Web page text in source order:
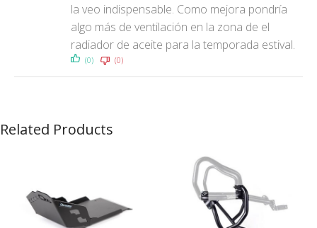
la veo indispensable. Como mejora pondría
algo más de ventilación en la zona de el
radiador de aceite para la temporada estival.
(0) (0)
Related Products